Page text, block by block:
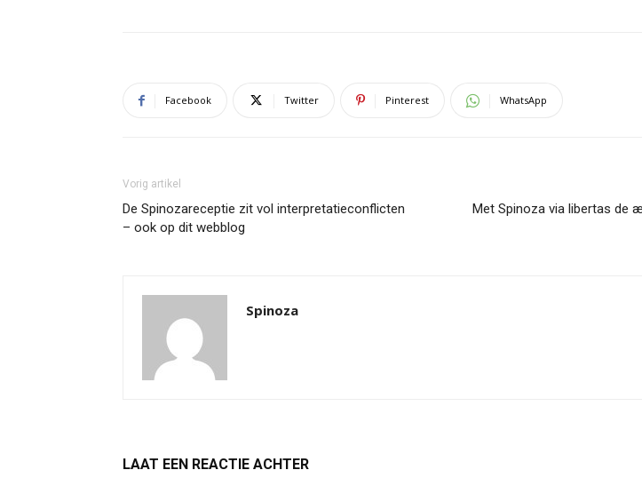
Facebook Twitter Pinterest WhatsApp
Vorig artikel
De Spinozareceptie zit vol interpretatieconflicten
– ook op dit webblog
Met Spinoza via libertas de
Spinoza
LAAT EEN REACTIE ACHTER